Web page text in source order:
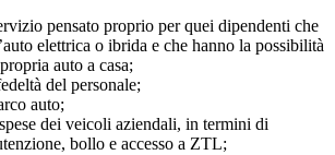
pensato proprio per quei dipendenti che
elettrica o ibrida e che hanno la possibilità
auto a casa;
del personale;
auto;
dei veicoli aziendali, in termini di
bollo e accesso a ZTL;